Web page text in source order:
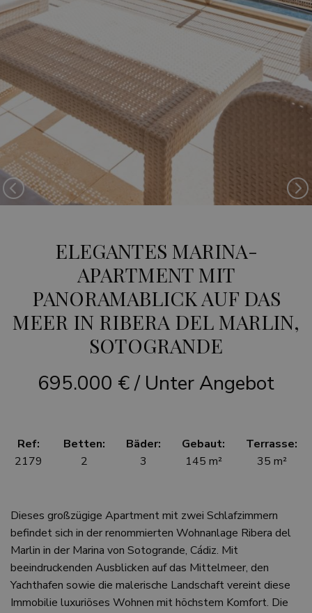
Previous
ELEGANTES MARINA-
APARTMENT MIT
PANORAMABLICK AUF DAS
MEER IN RIBERA DEL MARLIN,
SOTOGRANDE
695.000 € / Unter Angebot
Ref:
2179
Betten:
2
Bäder:
3
Gebaut:
145 m²
Terrasse:
35 m²
Dieses großzügige Apartment mit zwei Schlafzimmern
befindet sich in der renommierten Wohnanlage Ribera del
Marlin in der Marina von Sotogrande, Cádiz. Mit
beeindruckenden Ausblicken auf das Mittelmeer, den
Yachthafen sowie die malerische Landschaft vereint diese
Immobilie luxuriöses Wohnen mit höchstem Komfort. Die